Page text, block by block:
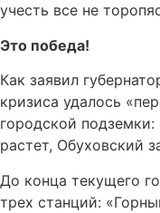
учесть все не
Это победа!
Как заявил
кризиса удалось
городской
растет, Обуховский
До конца текущего
трех станций: